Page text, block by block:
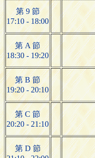
第 9 節
17:10 - 18:00
第 A 節
18:30 - 19:20
第 B 節
19:20 - 20:10
第 C 節
20:20 - 21:10
第 D 節